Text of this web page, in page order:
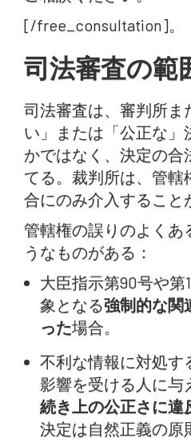
[/free_consultation]。
司法審査の範
司法審査は、審判所ま
い」または「公正な」
かではなく、決定の合
てる。裁判所は、管轄
合にのみ介入すること
管轄権の誤りのよくあ
うなものがある：
大臣指示第90号や第
象となる強制的な関
った場合。
不利な情報に対処す
影響を受ける人に与
続き上の公正さに違
決定は自然正義の原